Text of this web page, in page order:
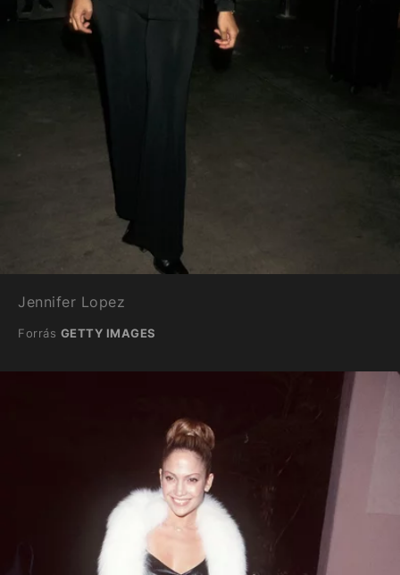
Jennifer Lopez
Forrás GETTY IMAGES